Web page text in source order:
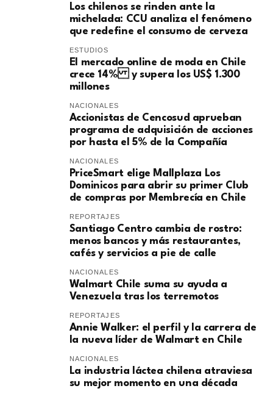
Los chilenos se rinden ante la
michelada: CCU analiza el fenómeno
que redefine el consumo de cerveza
ESTUDIOS
El mercado online de moda en Chile
crece 14% y supera los US$ 1.300
millones
NACIONALES
Accionistas de Cencosud aprueban
programa de adquisición de acciones
por hasta el 5% de la Compañía
NACIONALES
PriceSmart elige Mallplaza Los
Dominicos para abrir su primer Club
de compras por Membrecía en Chile
REPORTAJES
Santiago Centro cambia de rostro:
menos bancos y más restaurantes,
cafés y servicios a pie de calle
NACIONALES
Walmart Chile suma su ayuda a
Venezuela tras los terremotos
REPORTAJES
Annie Walker: el perfil y la carrera de
la nueva líder de Walmart en Chile
NACIONALES
La industria láctea chilena atraviesa
su mejor momento en una década